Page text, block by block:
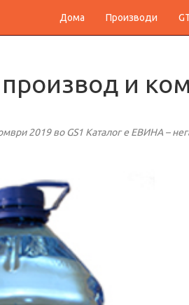
Дома Производи
производ и
2019 во GS1 Каталог е ЕВИНА –